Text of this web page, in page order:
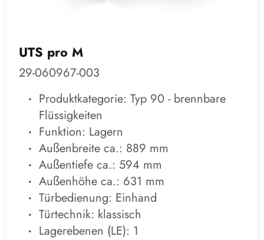
UTS pro M
29-060967-003
Produktkategorie: Typ 90 - brennbare
Flüssigkeiten
Funktion: Lagern
Außenbreite ca.: 889 mm
Außentiefe ca.: 594 mm
Außenhöhe ca.: 631 mm
Türbedienung: Einhand
Türtechnik: klassisch
Lagerebenen (LE): 1